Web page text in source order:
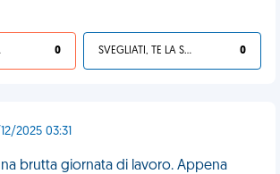
0 SVEGLIATI, TE LA SEI CERCATA! 0
2025 03:31
brutta giornata di lavoro. Appena